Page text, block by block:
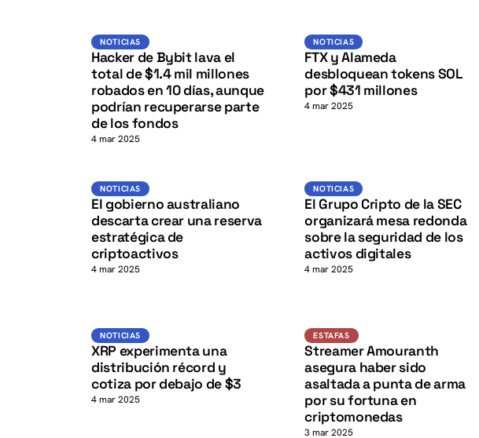
Noticias
NOTICIAS
Hacker de Bybit lava el
total de $1.4 mil millones
robados en 10 días, aunque
podrían recuperarse parte
de los fondos
4 mar 2025
NOTICIAS
NOTICIAS
FTX y Alameda
desbloquean tokens SOL
por $431 millones
4 mar 2025
Noticias
K
NOTICIAS
El gobierno australiano
descarta crear una reserva
estratégica de
criptoactivos
4 mar 2025
Noticias
K
NOTICIAS
El Grupo Cripto de la SEC
organizará mesa redonda
sobre la seguridad de los
activos digitales
4 mar 2025
NOTICIAS K
NOTICIAS
XRP experimenta una
distribución récord y
cotiza por debajo de $3
4 mar 2025 K
ESTAFAS
Streamer Amouranth
asegura haber sido
asaltada a punta de arma
por su fortuna en
criptomonedas
3 mar 2025